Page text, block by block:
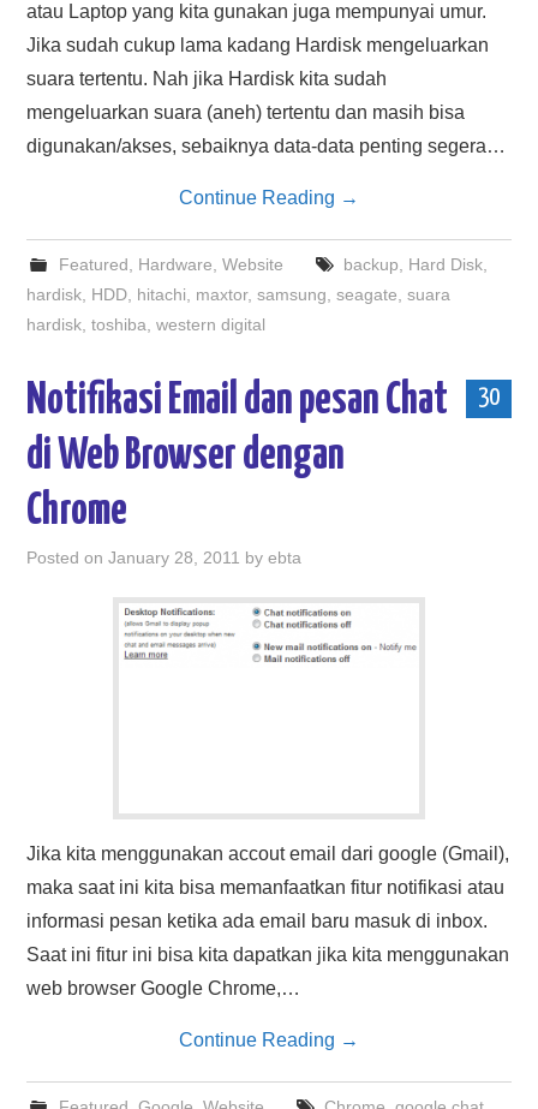
atau Laptop yang kita gunakan juga mempunyai umur.
Jika sudah cukup lama kadang Hardisk mengeluarkan
suara tertentu. Nah jika Hardisk kita sudah
mengeluarkan suara (aneh) tertentu dan masih bisa
digunakan/akses, sebaiknya data-data penting segera…
Continue Reading →
Featured Hardware Website backup Hard Disk,
hardisk HDD hitachi maxtor,samsung ,seagate ,suara
hardisk ,toshiba ,western digital
30
Notifikasi Email dan pesan Chat
di Web Browser dengan
Chrome
Posted onJanuary 28, 2011 byebta
Jika kita menggunakan accout email dari google (Gmail),
maka saat ini kita bisa memanfaatkan fitur notifikasi atau
informasi pesan ketika ada email baru masuk di inbox.
Saat ini fitur ini bisa kita dapatkan jika kita menggunakan
web browser Google Chrome,…
Continue Reading →